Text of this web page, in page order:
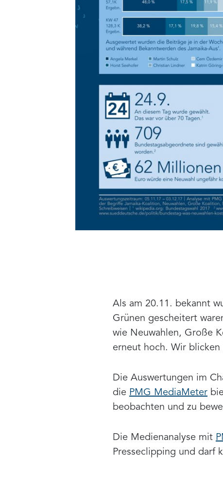
Als am 20.11. bekannt
Grünen gescheitert
wie Neuwahlen, Große
erneut hoch. Wir blicken
Die Auswertungen im
die PMG MediaMeter
beobachten und zu
Die Medienanalyse mit
Presseclipping und darf